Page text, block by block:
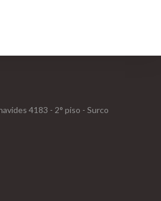
4183 - 2° piso - Surco